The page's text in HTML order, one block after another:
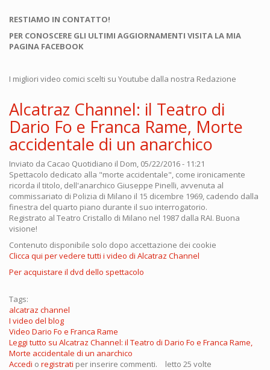
RESTIAMO IN CONTATTO!
PER CONOSCERE GLI ULTIMI AGGIORNAMENTI VISITA LA MIA
PAGINA FACEBOOK
I migliori video comici scelti su Youtube dalla nostra Redazione
Alcatraz Channel: il Teatro di
Dario Fo e Franca Rame, Morte
accidentale di un anarchico
Inviato da Cacao Quotidiano il Dom, 05/22/2016 - 11:21
Spettacolo dedicato alla "morte accidentale", come ironicamente
ricorda il titolo, dell'anarchico Giuseppe Pinelli, avvenuta al
commissariato di Polizia di Milano il 15 dicembre 1969, cadendo dalla
finestra del quarto piano durante il suo interrogatorio.
Registrato al Teatro Cristallo di Milano nel 1987 dalla RAI. Buona
visione!
Contenuto disponibile solo dopo accettazione dei cookie
Clicca qui per vedere tutti i video di Alcatraz Channel
Per acquistare il dvd dello spettacolo
Tags:
alcatraz channel
I video del blog
Video Dario Fo e Franca Rame
Leggi tutto su Alcatraz Channel: il Teatro di Dario Fo e Franca Rame,
Morte accidentale di un anarchico
Accedi o registrati per inserire commenti. letto 25 volte